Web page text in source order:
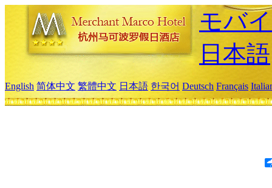
モバ
日本語
English 简体中文 繁體中文 日本語 한국어 Deutsch Français